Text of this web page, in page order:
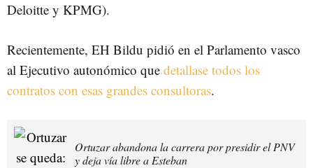
Deloitte y KPMG).
Recientemente, EH Bildu pidió en el Parlamento vasco
al Ejecutivo autonómico que detallase todos los
contratos con esas grandes consultoras.
Ortuzar abandona la carrera por presidir el PNV
y deja vía libre a Esteban